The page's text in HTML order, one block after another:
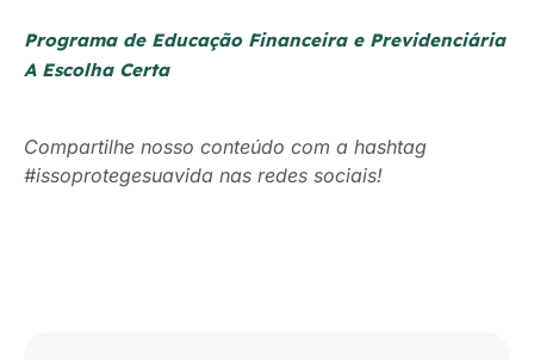
Programa de Educação Financeira e Previdenciária
A Escolha Certa
Compartilhe nosso conteúdo com a hashtag
#issoprotegesuavida nas redes sociais!